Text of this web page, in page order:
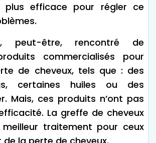
plus efficace pour régler ce
peut-être, rencontré de
commercialisés pour
de cheveux, tels que : des
certaines huiles ou des
Mais, ces produits n’ont pas
La greffe de cheveux
traitement pour ceux